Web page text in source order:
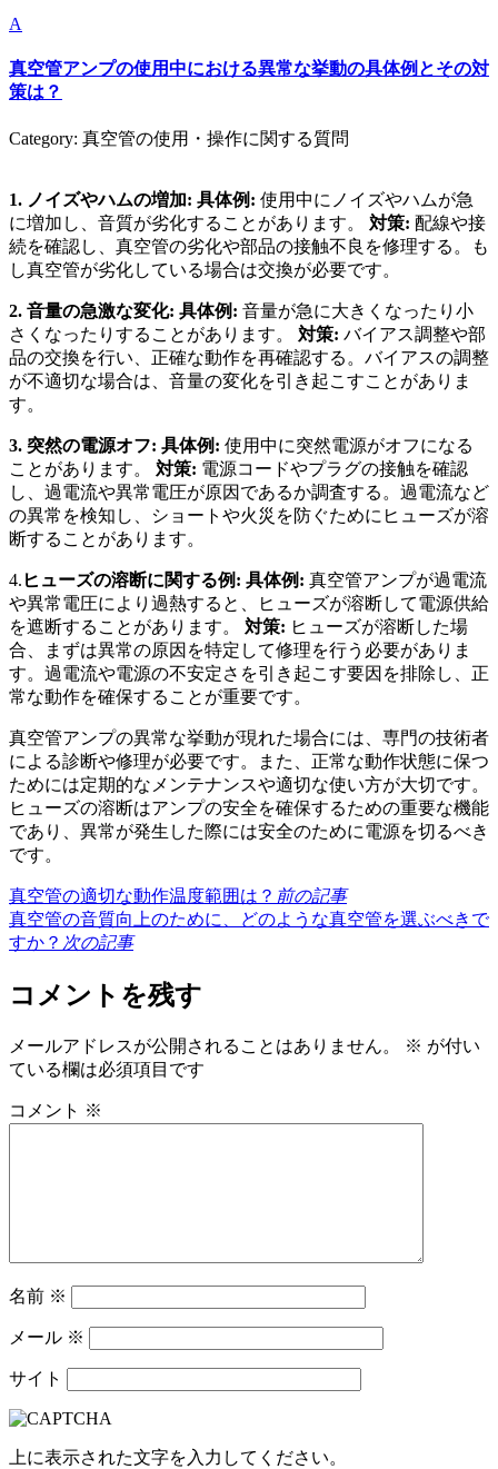
A
真空管アンプの使用中における異常な挙動の具体例とその対
策は？
Category: 真空管の使用・操作に関する質問
1. ノイズやハムの増加: 具体例: 使用中にノイズやハムが急
に増加し、音質が劣化することがあります。 対策: 配線や接
続を確認し、真空管の劣化や部品の接触不良を修理する。も
し真空管が劣化している場合は交換が必要です。
2. 音量の急激な変化: 具体例: 音量が急に大きくなったり小
さくなったりすることがあります。 対策: バイアス調整や部
品の交換を行い、正確な動作を再確認する。バイアスの調整
が不適切な場合は、音量の変化を引き起こすことがありま
す。
3. 突然の電源オフ: 具体例: 使用中に突然電源がオフになる
ことがあります。 対策: 電源コードやプラグの接触を確認
し、過電流や異常電圧が原因であるか調査する。過電流など
の異常を検知し、ショートや火災を防ぐためにヒューズが溶
断することがあります。
4. ヒューズの溶断に関する例: 具体例: 真空管アンプが過電流
や異常電圧により過熱すると、ヒューズが溶断して電源供給
を遮断することがあります。 対策: ヒューズが溶断した場
合、まずは異常の原因を特定して修理を行う必要がありま
す。過電流や電源の不安定さを引き起こす要因を排除し、正
常な動作を確保することが重要です。
真空管アンプの異常な挙動が現れた場合には、専門の技術者
による診断や修理が必要です。また、正常な動作状態に保つ
ためには定期的なメンテナンスや適切な使い方が大切です。
ヒューズの溶断はアンプの安全を確保するための重要な機能
であり、異常が発生した際には安全のために電源を切るべき
です。
真空管の適切な動作温度範囲は？ 前の記事
真空管の音質向上のために、どのような真空管を選ぶべきで
すか？ 次の記事
コメントを残す
メールアドレスが公開されることはありません。 ※ が付い
ている欄は必須項目です
コメント ※
名前 ※
メール ※
サイト
上に表示された文字を入力してください。